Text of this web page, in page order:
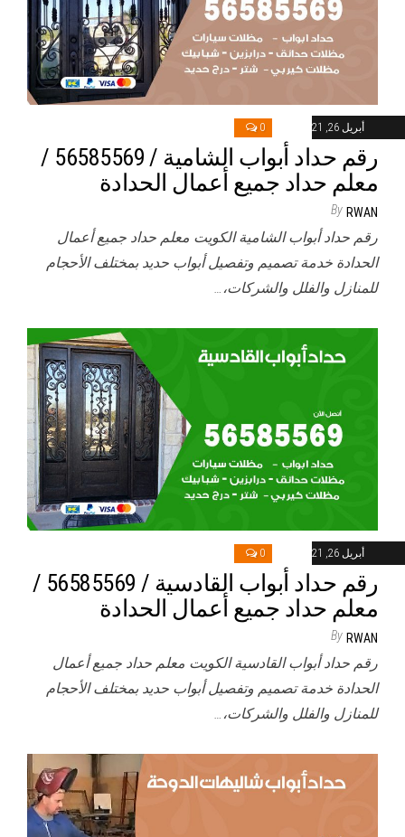
أبريل 26, 2021 0
رقم حداد أبواب الشامية / 56585569 /
معلم حداد جميع أعمال الحدادة
By RWAN
رقم حداد أبواب الشامية الكويت معلم حداد جميع أعمال
الحدادة خدمة تصميم وتفصيل أبواب حديد بمختلف الأحجام
للمنازل والفلل والشركات،…
أبريل 26, 2021 0
رقم حداد أبواب القادسية / 56585569 /
معلم حداد جميع أعمال الحدادة
By RWAN
رقم حداد أبواب القادسية الكويت معلم حداد جميع أعمال
الحدادة خدمة تصميم وتفصيل أبواب حديد بمختلف الأحجام
للمنازل والفلل والشركات،…